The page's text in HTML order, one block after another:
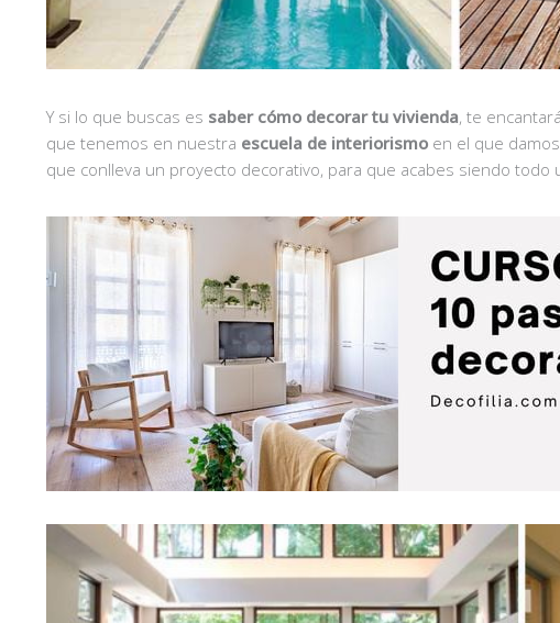
Y si lo que buscas es saber cómo decorar tu vivienda, te
que tenemos en nuestra escuela de interiorismo en el que
que conlleva un proyecto decorativo, para que acabes siendo